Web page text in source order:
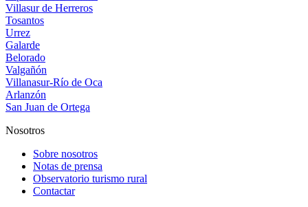
Villasur de Herreros
Tosantos
Urrez
Galarde
Belorado
Valgañón
Villanasur-Río de Oca
Arlanzón
San Juan de Ortega
Nosotros
Sobre nosotros
Notas de prensa
Observatorio turismo rural
Contactar